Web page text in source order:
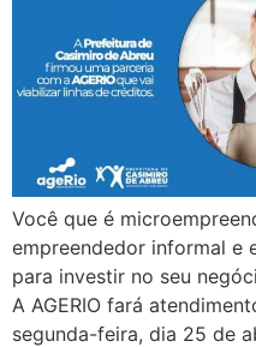
Você que é
empreendedor informal e
para investir no seu
A AGERIO fará
segunda-feira, dia 25 de